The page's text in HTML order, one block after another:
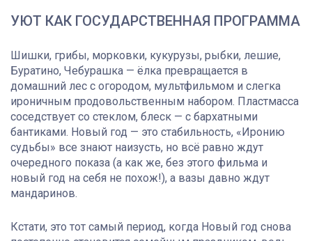
УЮТ КАК ГОСУДАРСТВЕННАЯ ПРОГРАММА
Шишки, грибы, морковки, кукурузы, рыбки, лешие,
Буратино, Чебурашка — ёлка превращается в
домашний лес с огородом, мультфильмом и слегка
ироничным продовольственным набором. Пластмасса
соседствует со стеклом, блеск — с бархатными
бантиками. Новый год — это стабильность, «Иронию
судьбы» все знают наизусть, но всё равно ждут
очередного показа (а как же, без этого фильма и
новый год на себя не похож!), а вазы давно ждут
мандаринов.
Кстати, это тот самый период, когда Новый год снова